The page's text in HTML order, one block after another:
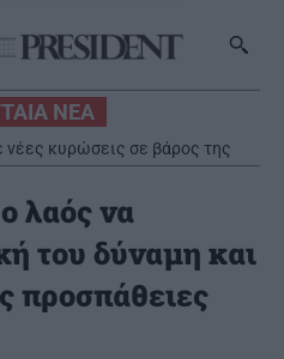
ΝΕΑ
κυρώσεις σε βάρος της
της ΓΓ Επικοινωνίας και
Ίδρυμα Ερευνών
λαός να
του δύναμη και
προσπάθειες